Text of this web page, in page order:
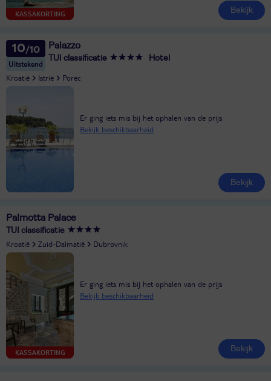
KASSAKORTING Bekijk
10
Uitstekend
Palazzo
TUI classificatie Hotel
Kroatië Istrië Porec
Er ging iets mis bij het ophalen van de prijs
Bekijk beschikbaarheid
Bekijk
Palmotta Palace
TUI classificatie
Kroatië Zuid-Dalmatië Dubrovnik
KASSAKORTING
Er ging iets mis bij het ophalen van de prijs
Bekijk beschikbaarheid
Bekijk